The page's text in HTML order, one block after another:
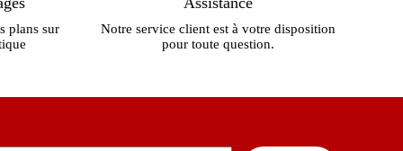
plans sur
Notre service client est à votre disposition
pour toute question.